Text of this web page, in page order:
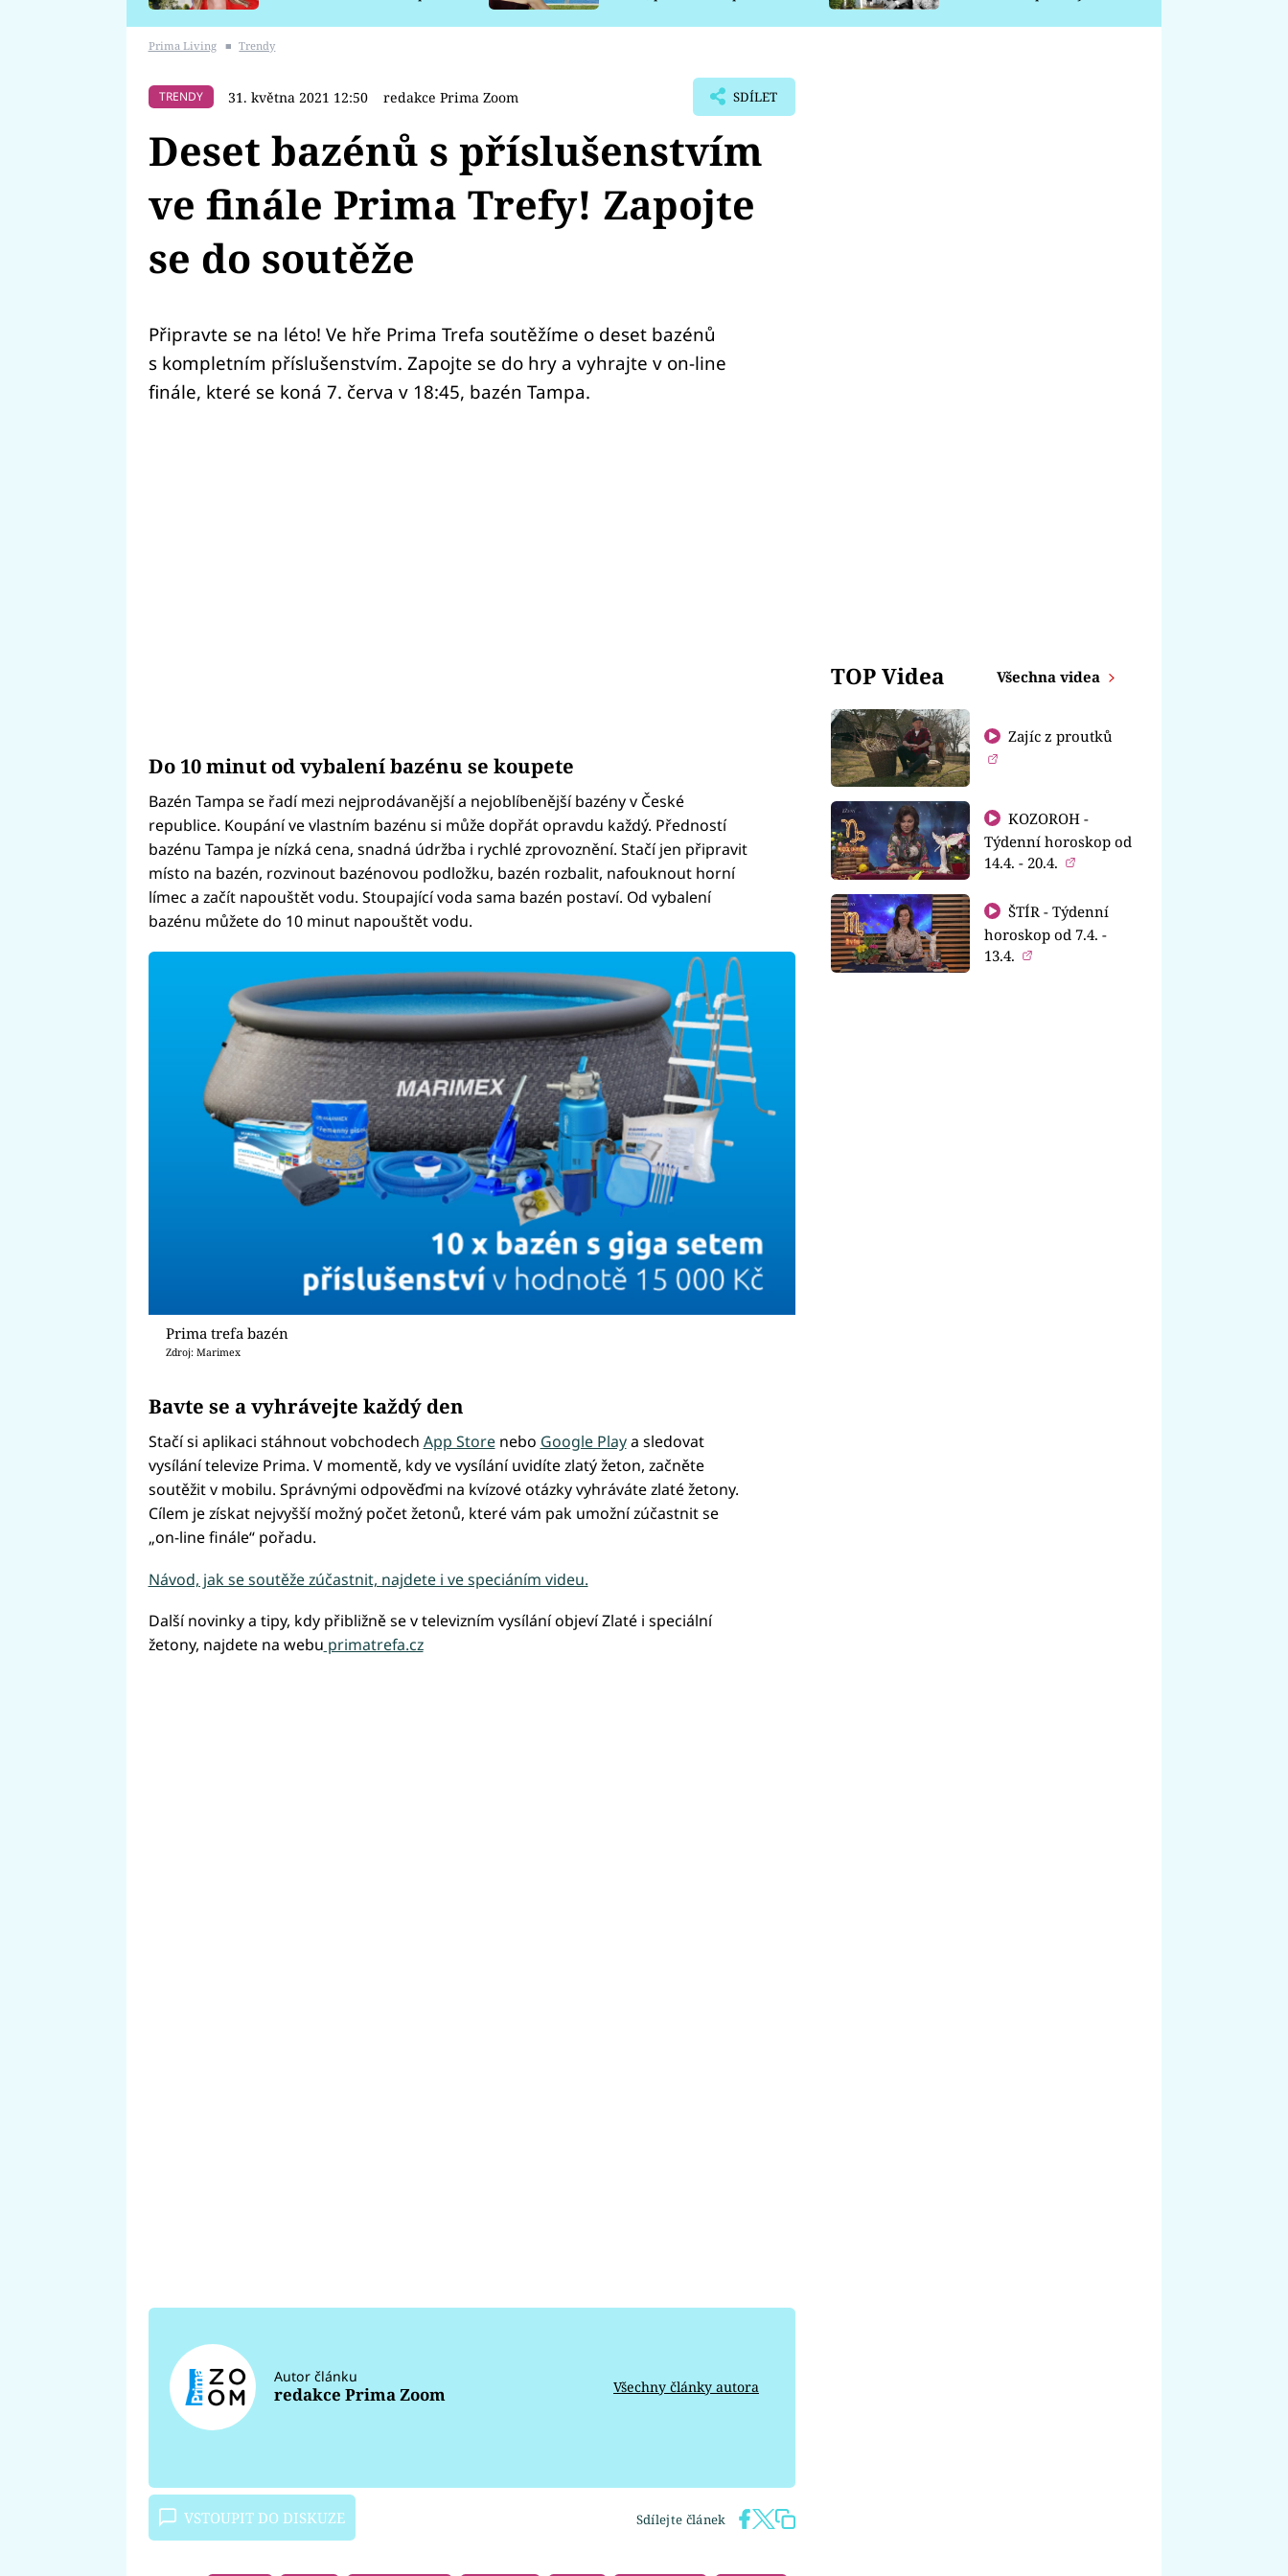
Prima Living ■ Trendy
TRENDY 31. května 2021 12:50 redakce Prima Zoom SDÍLET
Deset bazénů s příslušenstvím
ve finále Prima Trefy! Zapojte
se do soutěže
Připravte se na léto! Ve hře Prima Trefa soutěžíme o deset bazénů
s kompletním příslušenstvím. Zapojte se do hry a vyhrajte v on-line
finále, které se koná 7. červa v 18:45, bazén Tampa.
Do 10 minut od vybalení bazénu se koupete
Bazén Tampa se řadí mezi nejprodávanější a nejoblíbenější bazény v České
republice. Koupání ve vlastním bazénu si může dopřát opravdu každý. Předností
bazénu Tampa je nízká cena, snadná údržba i rychlé zprovoznění. Stačí jen připravit
místo na bazén, rozvinout bazénovou podložku, bazén rozbalit, nafouknout horní
límec a začít napouštět vodu. Stoupající voda sama bazén postaví. Od vybalení
bazénu můžete do 10 minut napouštět vodu.
Prima trefa bazén
Zdroj: Marimex
Bavte se a vyhrávejte každý den
Stačí si aplikaci stáhnout vobchodech App Storenebo Google Playa sledovat
vysílání televize Prima. V momentě, kdy ve vysílání uvidíte zlatý žeton, začněte
soutěžit v mobilu. Správnými odpověďmi na kvízové otázky vyhráváte zlaté žetony.
Cílem je získat nejvyšší možný počet žetonů, které vám pak umožní zúčastnit se
„on-line finále“ pořadu.
Návod, jak se soutěže zúčastnit, najdete i ve speciáním videu.
Další novinky a tipy, kdy přibližně se v televizním vysílání objeví Zlaté i speciální
žetony, najdete na webu primatrefa.cz
Autor článku
redakce Prima Zoom Všechny články autora
VSTOUPIT DO DISKUZE Sdílejte článek
TOP Videa Všechna videa
Zajíc z proutků
KOZOROH -
Týdenní horoskop od
14.4. - 20.4.
ŠTÍR - Týdenní
horoskop od 7.4. -
13.4.